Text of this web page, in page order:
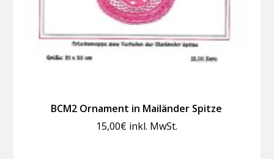
BCM2 Ornament in Mailänder Spitze
15,00€ inkl. MwSt.